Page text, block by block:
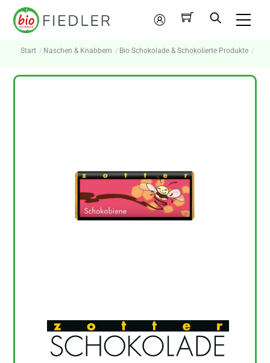
Skip
Mein
Konto
Start Naschen & Knabbern Bio Schokolade & Schokolierte Produkte